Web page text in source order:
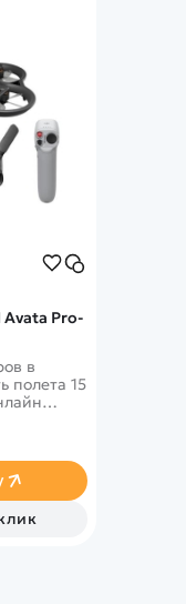
Avata Pro-
в
полета 15
Goggles 2